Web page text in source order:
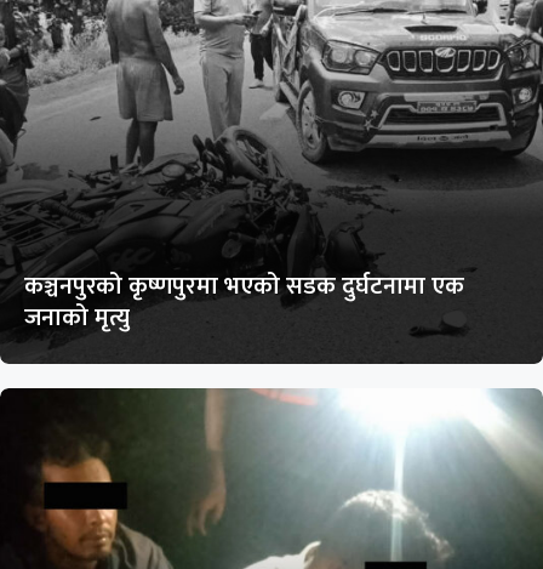
कञ्चनपुरको कृष्णपुरमा भएको सडक दुर्घटनामा एक
जनाको मृत्यु